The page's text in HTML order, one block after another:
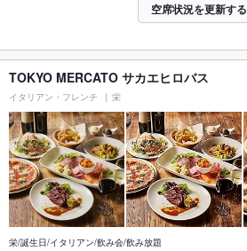
空席状況を更新する
TOKYO MERCATO サカエヒロバス
イタリアン・フレンチ 栄
栄/誕生日/イタリアン/飲み会/飲み放題